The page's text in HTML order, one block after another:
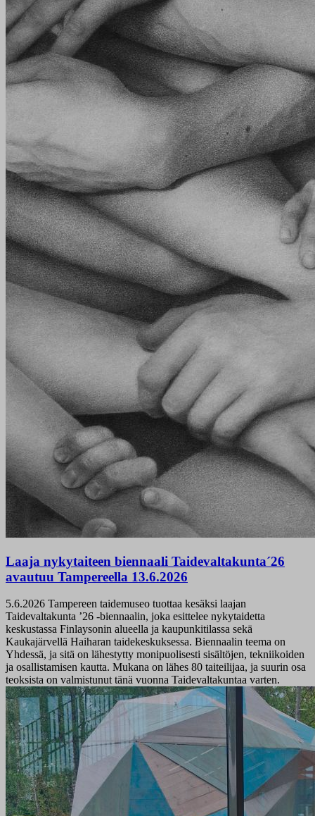
Laaja nykytaiteen biennaali Taidevaltakunta´26
avautuu Tampereella 13.6.2026
5.6.2026 Tampereen taidemuseo tuottaa kesäksi laajan
Taidevaltakunta ’26 -biennaalin, joka esittelee nykytaidetta
keskustassa Finlaysonin alueella ja kaupunkitilassa sekä
Kaukajärvellä Haiharan taidekeskuksessa. Biennaalin teema on
Yhdessä, ja sitä on lähestytty monipuolisesti sisältöjen, tekniikoiden
ja osallistamisen kautta. Mukana on lähes 80 taiteilijaa, ja suurin osa
teoksista on valmistunut tänä vuonna Taidevaltakuntaa varten.